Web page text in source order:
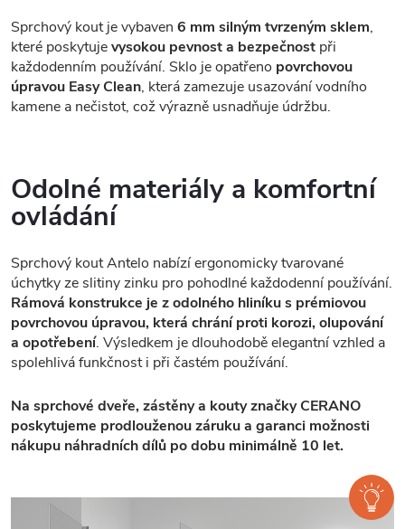
Sprchový kout je vybaven 6 mm silným tvrzeným sklem,
které poskytujevysokou pevnost a bezpečnost při
každodenním používání. Sklo je opatřeno povrchovou
úpravou Easy Clean, která zamezuje usazování vodního
kamene a nečistot, což výrazně usnadňuje údržbu.
Odolné materiály a komfortní
ovládání
Sprchový kout Antelo nabízí ergonomicky tvarované
úchytky ze slitiny zinku pro pohodlné každodenní používání.
Rámová konstrukce je z odolného hliníku s prémiovou
povrchovou úpravou, která chrání proti korozi, olupování
a opotřebení. Výsledkem je dlouhodobě elegantní vzhled a
spolehlivá funkčnost i při častém používání.
Na sprchové dveře, zástěny a kouty značky CERANO
poskytujeme prodlouženou záruku a garanci možnosti
nákupu náhradních dílů po dobu minimálně 10 let.